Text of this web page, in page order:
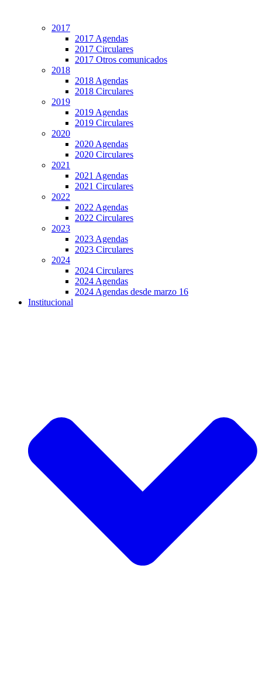
2017
2017 Agendas
2017 Circulares
2017 Otros comunicados
2018
2018 Agendas
2018 Circulares
2019
2019 Agendas
2019 Circulares
2020
2020 Agendas
2020 Circulares
2021
2021 Agendas
2021 Circulares
2022
2022 Agendas
2022 Circulares
2023
2023 Agendas
2023 Circulares
2024
2024 Circulares
2024 Agendas
2024 Agendas desde marzo 16
Institucional